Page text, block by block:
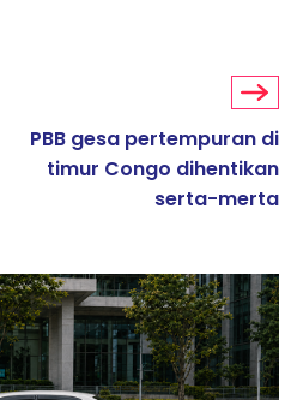
PBB gesa pertempuran di
timur Congo dihentikan
serta-merta